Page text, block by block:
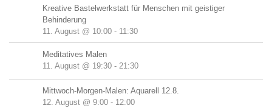
Kreative Bastelwerkstatt für Menschen mit geistiger
Behinderung
11. August @ 10:00 - 11:30
Meditatives Malen
11. August @ 19:30 - 21:30
Mittwoch-Morgen-Malen: Aquarell 12.8.
12. August @ 9:00 - 12:00